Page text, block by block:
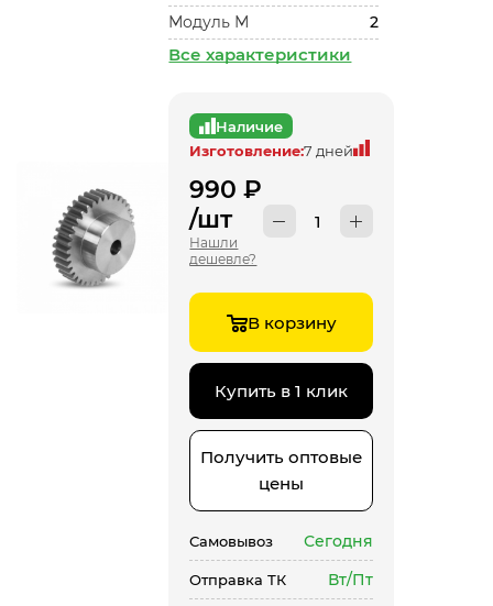
Модуль М
2
Все характеристики
Наличие
Изготовление:7 дней
990 ₽
/шт
Нашли
дешевле?
В корзину
Купить в 1 клик
Получить оптовые
цены
Самовывоз Сегодня
Отправка ТК Вт/Пт